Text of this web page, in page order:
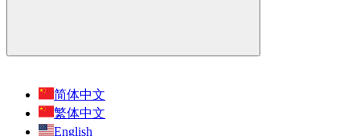
简体中文
繁体中文
English